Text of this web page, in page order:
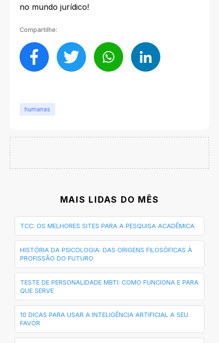
no mundo jurídico!
Compartilhe:
humanas
MAIS LIDAS DO MÊS
TCC: OS MELHORES SITES PARA A PESQUISA ACADÊMICA
HISTÓRIA DA PSICOLOGIA: DAS ORIGENS FILOSÓFICAS À
PROFISSÃO DO FUTURO
TESTE DE PERSONALIDADE MBTI: COMO FUNCIONA E PARA
QUE SERVE
10 DICAS PARA USAR A INTELIGÊNCIA ARTIFICIAL A SEU
FAVOR